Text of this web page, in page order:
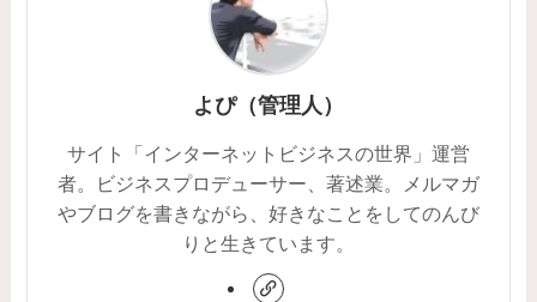
よぴ（管理人）
サイト「インターネットビジネスの世界」運営
者。ビジネスプロデューサー、著述業。メルマガ
やブログを書きながら、好きなことをしてのんび
りと生きています。